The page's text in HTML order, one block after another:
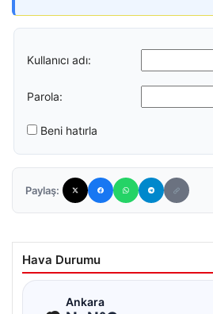
Kullanıcı adı:
Parola:
Beni hatırla
Paylaş:
Hava Durumu
Ankara